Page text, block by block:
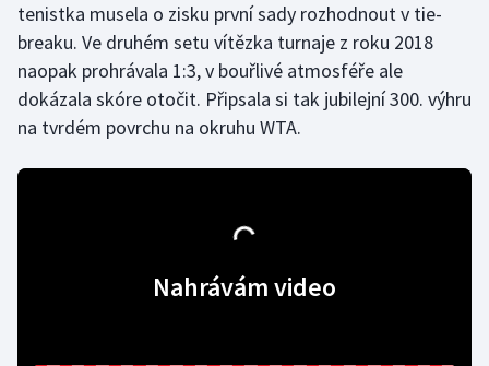
Gymnastika
Házená
Jezdectví
tenistka musela o zisku první sady rozhodnout v tie-
breaku. Ve druhém setu vítězka turnaje z roku 2018
naopak prohrávala 1:3, v bouřlivé atmosféře ale
dokázala skóre otočit. Připsala si tak jubilejní 300. výhru
na tvrdém povrchu na okruhu WTA.
Nahrávám video